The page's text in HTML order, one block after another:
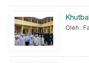
Oleh :